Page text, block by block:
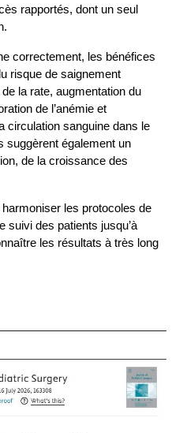
rapportés, dont un seul
correctement, les bénéfices
risque de saignement
la rate, augmentation du
de l’anémie et
circulation sanguine dans le
suggèrent également un
de la croissance des
les protocoles de
suivi des patients jusqu’à
les résultats à très long